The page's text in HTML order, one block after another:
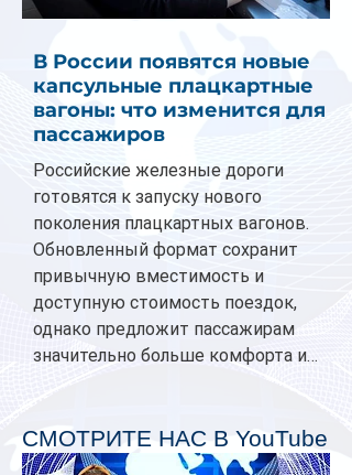
В России появятся новые
капсульные плацкартные
вагоны: что изменится для
пассажиров
Российские железные дороги
готовятся к запуску нового
поколения плацкартных вагонов.
Обновленный формат сохранит
привычную вместимость и
доступную стоимость поездок,
однако предложит пассажирам
значительно больше комфорта и
планируется начать в 2027 году.
Одним из главных нововведений
СМОТРИТЕ НАС В YouTube